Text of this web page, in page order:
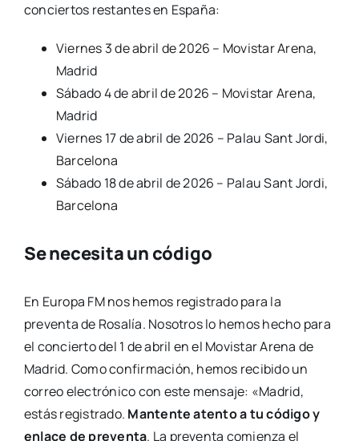
conciertos restantes en España:
Viernes 3 de abril de 2026 – Movistar Arena,
Madrid
Sábado 4 de abril de 2026 – Movistar Arena,
Madrid
Viernes 17 de abril de 2026 – Palau Sant Jordi,
Barcelona
Sábado 18 de abril de 2026 – Palau Sant Jordi,
Barcelona
Se necesita un código
En Europa FM nos hemos registrado para la
preventa de Rosalía. Nosotros lo hemos hecho para
el concierto del 1 de abril en el Movistar Arena de
Madrid. Como confirmación, hemos recibido un
correo electrónico con este mensaje: «Madrid,
estás registrado. Mantente atento a tu código y
enlace de preventa. La preventa comienza el